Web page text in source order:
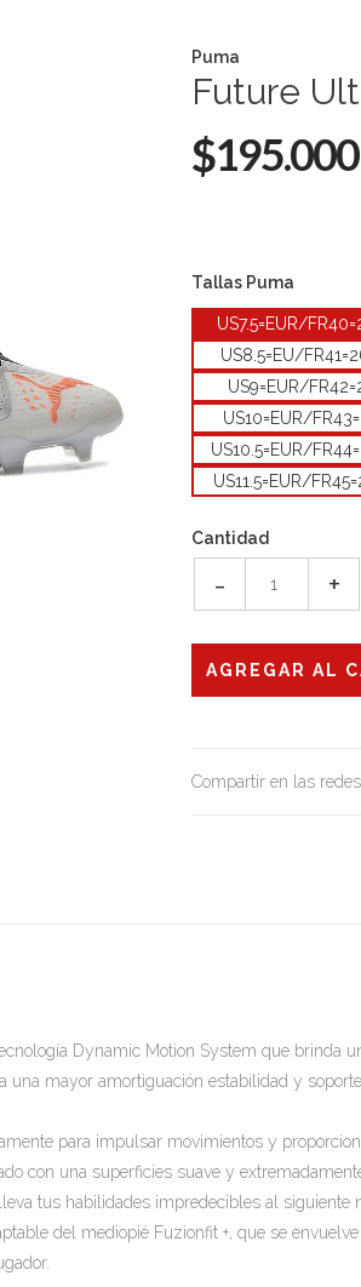
Puma
Future
Tallas Puma
US7.5=EUR/
US8.5=EU/
US9=EUR/
US10=EUR/
US10.5=EUR/
US11.5=EUR/
Cantidad
- +
Compartir en las
Dynamic Motion System que brinda
una mayor amortiguación estabilidad y soporte.
para impulsar movimientos y
con una superficies suave y
tus habilidades impredecibles al siguiente
del mediopié Fuzionfit +, que se